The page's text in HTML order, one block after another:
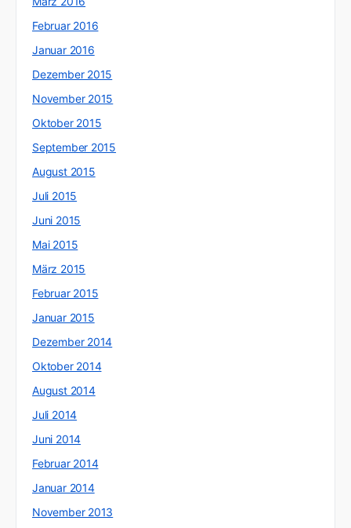
Februar 2016
Januar 2016
Dezember 2015
November 2015
Oktober 2015
September 2015
August 2015
Juli 2015
Juni 2015
Mai 2015
März 2015
Februar 2015
Januar 2015
Dezember 2014
Oktober 2014
August 2014
Juli 2014
Juni 2014
Februar 2014
Januar 2014
November 2013